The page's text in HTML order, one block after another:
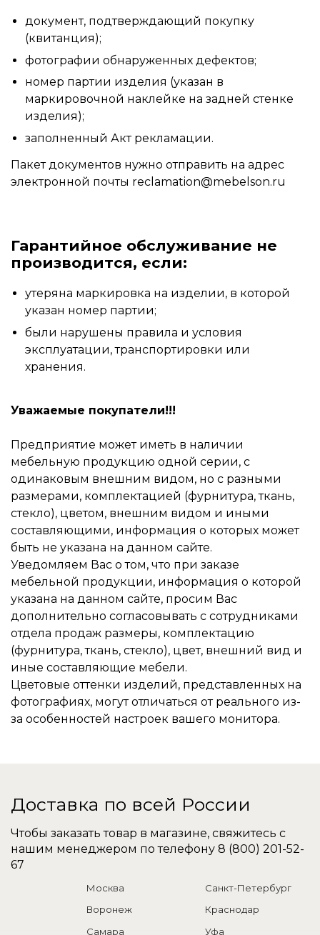
документ, подтверждающий покупку
(квитанция);
фотографии обнаруженных дефектов;
номер партии изделия (указан в
маркировочной наклейке на задней стенке
изделия);
заполненный Акт рекламации.
Пакет документов нужно отправить на адрес
электронной почты reclamation@mebelson.ru
Гарантийное обслуживание не
производится, если:
утеряна маркировка на изделии, в которой
указан номер партии;
были нарушены правила и условия
эксплуатации, транспортировки или
хранения.
Уважаемые покупатели!!!
Предприятие может иметь в наличии
мебельную продукцию одной серии, с
одинаковым внешним видом, но с разными
размерами, комплектацией (фурнитура, ткань,
стекло), цветом, внешним видом и иными
составляющими, информация о которых может
быть не указана на данном сайте.
Уведомляем Вас о том, что при заказе
мебельной продукции, информация о которой
указана на данном сайте, просим Вас
дополнительно согласовывать с сотрудниками
отдела продаж размеры, комплектацию
(фурнитура, ткань, стекло), цвет, внешний вид и
иные составляющие мебели.
Цветовые оттенки изделий, представленных на
фотографиях, могут отличаться от реального из-
за особенностей настроек вашего монитора.
Доставка по всей России
Чтобы заказать товар в магазине, свяжитесь с
нашим менеджером по телефону 8 (800) 201-52-
67
Москва
Санкт-Петербург
Воронеж
Краснодар
Самара
Уфа